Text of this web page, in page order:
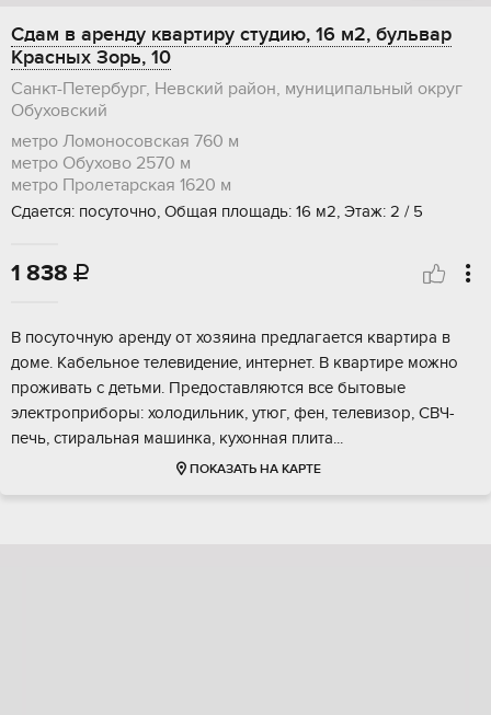
Сдам в аренду квартиру студию, 16 м2, бульвар
Красных Зорь, 10
Санкт-Петербург, Невский район, муниципальный округ
Обуховский
метро Ломоносовская 760 м
метро Обухово 2570 м
метро Пролетарская 1620 м
Сдается: посуточно, Общая площадь: 16 м2, Этаж: 2 / 5
1 838 
В посуточную аренду от хозяина предлагается квартира в
доме. Кабельное телевидение, интернет. В квартире можно
проживать с детьми. Предоставляются все бытовые
электроприборы: холодильник, утюг, фен, телевизор, СВЧ-
печь, стиральная машинка, кухонная плита...
ПОКАЗАТЬ НА КАРТЕ